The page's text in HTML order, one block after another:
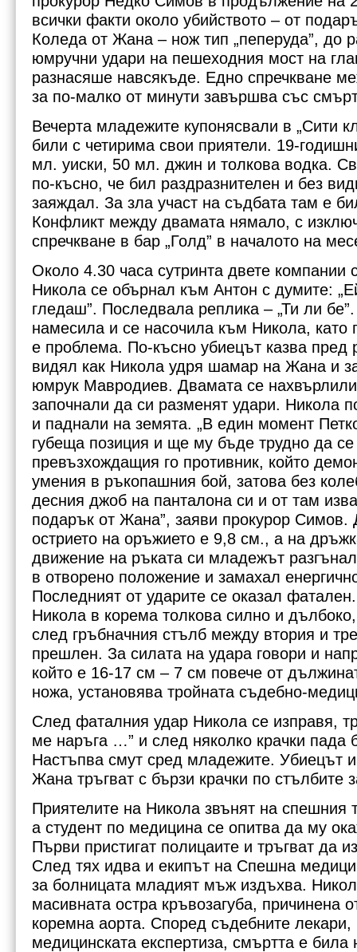
На 27 септември се навършват 9 месеца от убийството на
Никола.
всички факти около убийството – от
Коледа от Жана – нож тип „пеперуда”, до
юмручни удари на пешеходния мост на
разнасяше навсякъде. Едно спречкване
за по-малко от минути завършва със
Вечерта младежите купонясвали в „Сити
били с четирима свои приятели. 19-
мл. уиски, 50 мл. джин и толкова водка.
по-късно, че бил раздразнителен и без
заяждал. За зла участ на съдбата там е
Конфликт между двамата нямало, с
спречкване в бар „Голд” в началото на
Около 4.30 часа сутринта двете компании
Никола се обърнал към Антон с думите:
гледаш”. Последвала реплика – „Ти ли
намесила и се насочила към Никола, като
е проблема. По-късно убиецът казва пред
видял как Никола удря шамар на Жана и
юмрук Мавродиев. Двамата се
започнали да си разменят удари. Никола
и паднали на земята. „В един момент
губеща позиция и ще му бъде трудно да се
превъзхождащия го противник, който
умения в ръкопашния бой, затова без
десния джоб на панталона си и от там
подарък от Жана”, заяви прокурор Симов.
острието на оръжието е 9,8 см., а на
движение на ръката си младежът
в отворено положение и замахал
Последният от ударите се оказал
Никола в корема толкова силно и
след гръбначния стълб между втория и
прешлен. За силата на удара говори и
който е 16-17 см – 7 см повече от
ножа, установява тройната съдебно-
След фаталния удар Никола се изправя,
ме наръга …” и след няколко крачки пада
Настъпва смут сред младежите. Убиецът
Жана тръгват с бързи крачки по стълбите
Приятелите на Никола звънят на спешния
а студент по медицина се опитва да му
Първи пристигат полицаите и тръгват да
След тях идва и екипът на Спешна
за болницата младият мъж издъхва.
масивната остра кръвозагуба, причинена
коремна аорта. Според съдебните лекари,
медицинската експертиза, смъртта е била